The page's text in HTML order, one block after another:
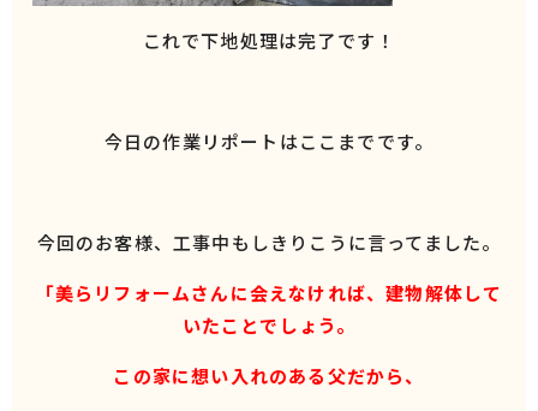
これで下地処理は完了です！
今日の作業リポートはここまでです。
今回のお客様、工事中もしきりこうに言ってました。
「美らリフォームさんに会えなければ、建物解体して
いたことでしょう。
この家に想い入れのある父だから、